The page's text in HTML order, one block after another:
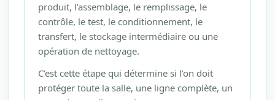
produit, l’assemblage, le remplissage, le
contrôle, le test, le conditionnement, le
transfert, le stockage intermédiaire ou une
opération de nettoyage.
C’est cette étape qui détermine si l’on doit
protéger toute la salle, une ligne complète, un